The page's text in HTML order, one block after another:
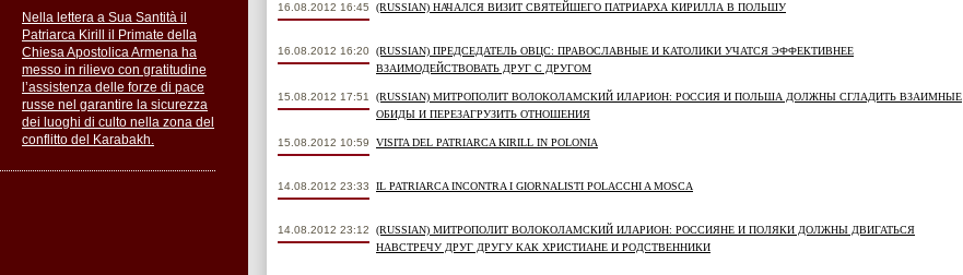
16.08.2012 16:45 (RUSSIAN) НАЧАЛСЯ ВИЗИТ СВЯТЕЙШЕГО ПАТРИАРХА КИРИЛЛА В ПОЛЬШУ
16.08.2012 16:20 (RUSSIAN) ПРЕДСЕДАТЕЛЬ ОВЦС: ПРАВОСЛАВНЫЕ И КАТОЛИКИ УЧАТСЯ ЭФФЕКТИВНЕЕ
ВЗАИМОДЕЙСТВОВАТЬ ДРУГ С ДРУГОМ
15.08.2012 17:51
(RUSSIAN) МИТРОПОЛИТ ВОЛОКОЛАМСКИЙ ИЛАРИОН: РОССИЯ И ПОЛЬША ДОЛЖНЫ СГЛАДИТЬ ВЗАИМНЫЕ
ОБИДЫ И ПЕРЕЗАГРУЗИТЬ ОТНОШЕНИЯ
15.08.2012 10:59 VISITA DEL PATRIARCA KIRILL IN POLONIA
14.08.2012 23:33 IL PATRIARCA INCONTRA I GIORNALISTI POLACCHI A MOSCA
14.08.2012 23:12
(RUSSIAN) МИТРОПОЛИТ ВОЛОКОЛАМСКИЙ ИЛАРИОН: РОССИЯНЕ И ПОЛЯКИ ДОЛЖНЫ ДВИГАТЬСЯ
НАВСТРЕЧУ ДРУГ ДРУГУ КАК ХРИСТИАНЕ И РОДСТВЕННИКИ
Nella lettera a Sua Santità il
Patriarca Kirill il Primate della
Chiesa Apostolica Armena ha
messo in rilievo con gratitudine
l’assistenza delle forze di pace
russe nel garantire la sicurezza
dei luoghi di culto nella zona del
conflitto del Karabakh.